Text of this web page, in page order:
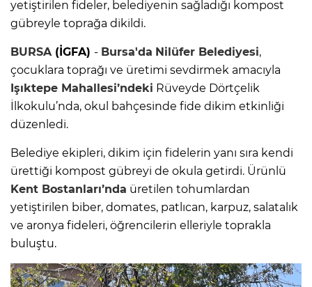
yetiştirilen fideler, belediyenin sağladığı kompost
gübreyle toprağa dikildi.
BURSA(İGFA) - Bursa'da Nilüfer Belediyesi,
çocuklara toprağı ve üretimi sevdirmek amacıyla
Işıktepe Mahallesi’ndeki Rüveyde Dörtçelik
İlkokulu’nda, okul bahçesinde fide dikim etkinliği
düzenledi.
Belediye ekipleri, dikim için fidelerin yanı sıra kendi
ürettiği kompost gübreyi de okula getirdi. Ürünlü
Kent Bostanları’nda üretilen tohumlardan
yetiştirilen biber, domates, patlıcan, karpuz, salatalık
ve aronya fideleri, öğrencilerin elleriyle toprakla
buluştu.